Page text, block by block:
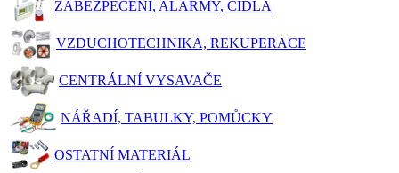
ZABEZPEČENÍ, ALARMY, ČIDLA
VZDUCHOTECHNIKA, REKUPERACE
CENTRÁLNÍ VYSAVAČE
NÁŘADÍ, TABULKY, POMŮCKY
OSTATNÍ MATERIÁL